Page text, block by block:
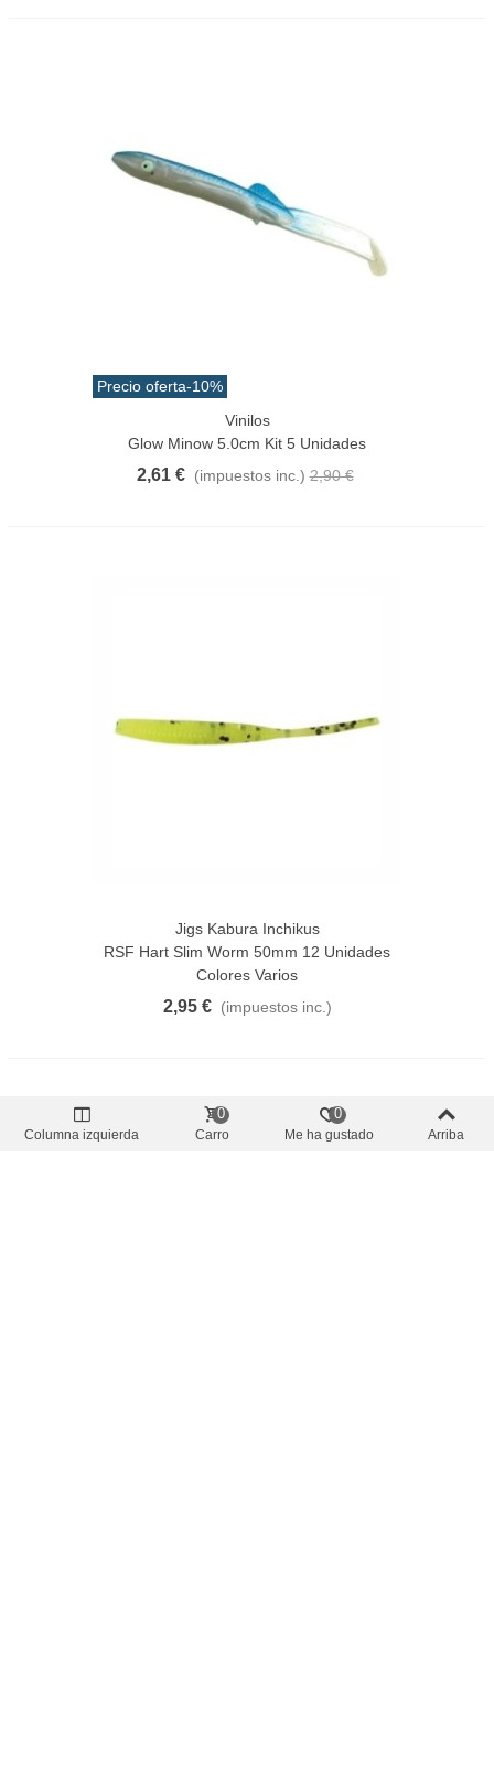
Precio oferta-10%
Vinilos
Glow Minow 5.0cm Kit 5 Unidades
2,61 € (impuestos inc.) 2,90 €
Jigs Kabura Inchikus
RSF Hart Slim Worm 50mm 12 Unidades
Colores Varios
2,95 € (impuestos inc.)
Columna izquierda Carro
0
Me ha gustado
0
Arriba